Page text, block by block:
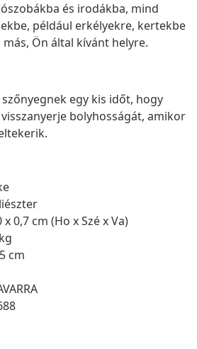
és irodákba, mind
például erkélyekre, kertekbe
Ön által kívánt helyre.
egy kis időt, hogy
bolyhosságát, amikor
0,7 cm (Ho x Szé x Va)
cm